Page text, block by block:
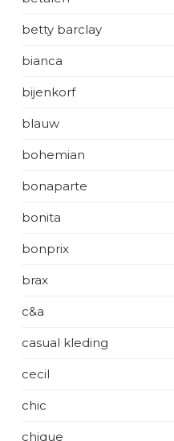
betty barclay
bianca
bijenkorf
blauw
bohemian
bonaparte
bonita
bonprix
brax
c&a
casual kleding
cecil
chic
chique